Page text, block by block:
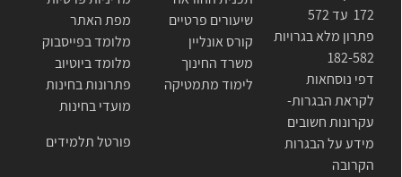
172 עד 572
פתרון מלא בגרויות
182-582
דפי נוסחאות
לקראת הבגרות-
עקרונות חשובים
מידע על הבגרות
הקרובה
שיעורים פרטיים
קורס אונליין
משרד החינוך
לימוד מתמטיקה
מפת האתר
מלומד בפייסבוק
מלומד ביוטיוב
פתרונות בחינות
מועדי בחינות
פורטל תלמידים